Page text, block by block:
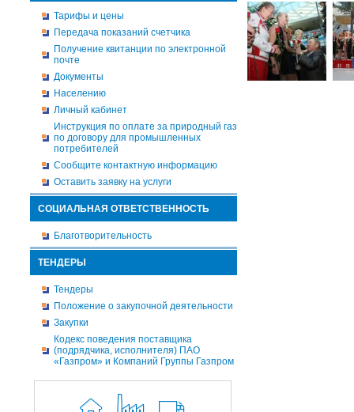
Тарифы и цены
Передача показаний счетчика
Получение квитанции по электронной
почте
Документы
Населению
Личный кабинет
Инструкция по оплате за природный газ
по договору для промышленных
потребителей
Сообщите контактную информацию
Оставить заявку на услуги
СОЦИАЛЬНАЯ ОТВЕТСТВЕННОСТЬ
Благотворительность
ТЕНДЕРЫ
Тендеры
Положение о закупочной деятельности
Закупки
Кодекс поведения поставщика
(подрядчика, исполнителя) ПАО
«Газпром» и Компаний Группы Газпром